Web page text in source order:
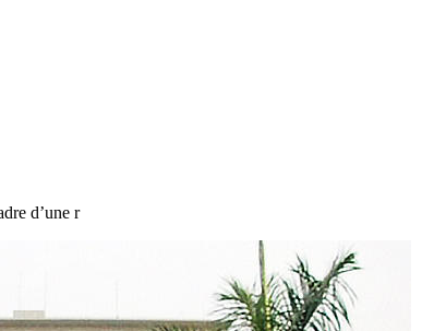
d’une r